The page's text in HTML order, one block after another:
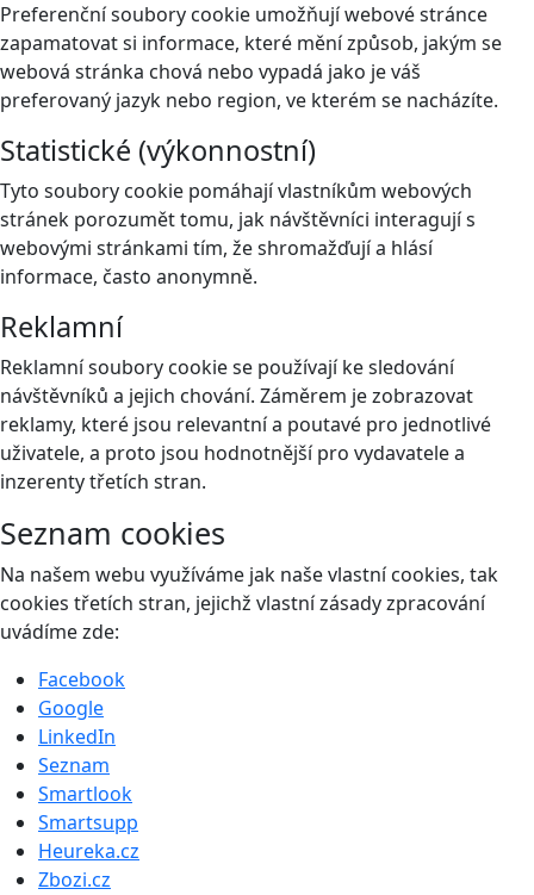
Preferenční soubory cookie umožňují webové stránce
zapamatovat si informace, které mění způsob, jakým se
webová stránka chová nebo vypadá jako je váš
preferovaný jazyk nebo region, ve kterém se nacházíte.
Statistické (výkonnostní)
Tyto soubory cookie pomáhají vlastníkům webových
stránek porozumět tomu, jak návštěvníci interagují s
webovými stránkami tím, že shromažďují a hlásí
informace, často anonymně.
Reklamní
Reklamní soubory cookie se používají ke sledování
návštěvníků a jejich chování. Záměrem je zobrazovat
reklamy, které jsou relevantní a poutavé pro jednotlivé
uživatele, a proto jsou hodnotnější pro vydavatele a
inzerenty třetích stran.
Seznam cookies
Na našem webu využíváme jak naše vlastní cookies, tak
cookies třetích stran, jejichž vlastní zásady zpracování
uvádíme zde:
Facebook
Google
LinkedIn
Seznam
Smartlook
Smartsupp
Heureka.cz
Zbozi.cz